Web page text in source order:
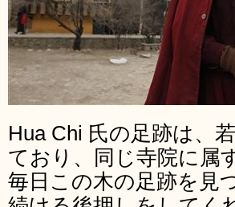
Hua Chi 氏の足跡は、
ており、同じ寺院に属
毎日この木の足跡を見